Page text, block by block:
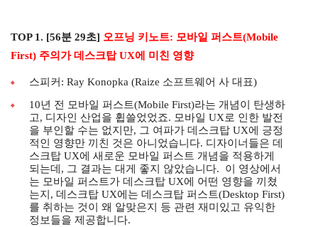
TOP 1. [56분 29초] 오프닝 키노트: 모바일 퍼스트(Mobile
First) 주의가 데스크탑 UX에 미친 영향
스피커: Ray Konopka (Raize 소프트웨어 사 대표)
10년 전 모바일 퍼스트(Mobile First)라는 개념이 탄생하
고, 디자인 산업을 휩쓸었었죠. 모바일 UX로 인한 발전
을 부인할 수는 없지만, 그 여파가 데스크탑 UX에 긍정
적인 영향만 끼친 것은 아니었습니다. 디자이너들은 데
스크탑 UX에 새로운 모바일 퍼스트 개념을 적용하게
되는데, 그 결과는 대게 좋지 않았습니다. 이 영상에서
는 모바일 퍼스트가 데스크탑 UX에 어떤 영향을 끼쳤
는지, 데스크탑 UX에는 데스크탑 퍼스트(Desktop First)
를 취하는 것이 왜 알맞은지 등 관련 재미있고 유익한
정보들을 제공합니다.